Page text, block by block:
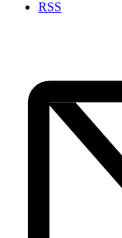
RSS